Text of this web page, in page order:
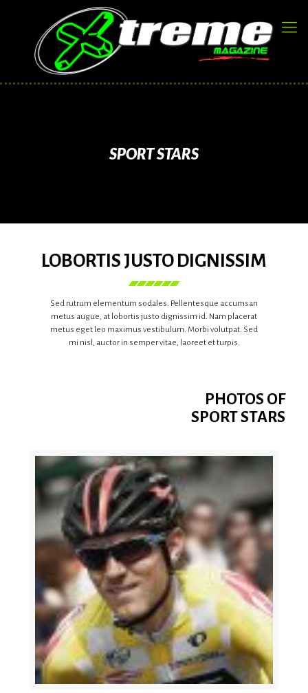
SPORT STARS
LOBORTIS JUSTO DIGNISSIM
Sed rutrum elementum sodales. Pellentesque accumsan
metus augue, at lobortis justo dignissim id. Nam placerat
metus eget leo maximus vestibulum. Morbi volutpat. Sed
mi nisl, auctor in semper vitae, laoreet et turpis.
PHOTOS OF
SPORT STARS